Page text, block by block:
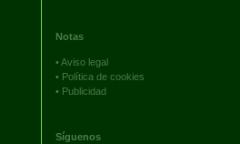
Notas
•Aviso legal
• Política de cookies
• Publicidad
Síguenos